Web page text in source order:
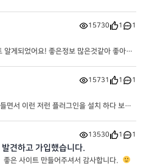
15730 1 1
게되었어요! 좋은정보 많은것같아 좋아요^
15731 1 1
면서 이런 저런 플러그인을 설치 하다 보니
지를 만들어
13530 1 1
견하고 가입했습니다.
은 사이트 만들어주셔서 감사합니다.